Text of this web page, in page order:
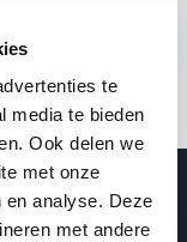
te
media te bieden
Ook delen we
met onze
analyse. Deze
met andere
effectiever
praktische
met
is.